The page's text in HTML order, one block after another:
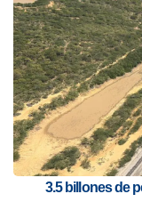
3.5 billones de